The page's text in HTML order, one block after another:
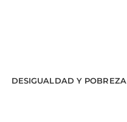
DESIGUALDAD Y POBREZA